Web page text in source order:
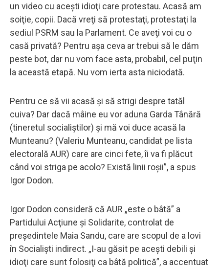
un video cu aceşti idioţi care protestau. Acasă am
soiţie, copii. Dacă vreţi să protestaţi, protestaţi la
sediul PSRM sau la Parlament. Ce aveţi voi cu o
casă privată? Pentru aşa ceva ar trebui să le dăm
peste bot, dar nu vom face asta, probabil, cel puţin
la această etapă. Nu vom ierta asta niciodată.
Pentru ce să vii acasă şi să strigi despre tatăl
cuiva? Dar dacă mâine eu vor aduna Garda Tânără
(tineretul socialiştilor) şi mă voi duce acasă la
Munteanu? (Valeriu Munteanu, candidat pe lista
electorală AUR) care are cinci fete, îi va fi plăcut
când voi striga pe acolo? Există linii roşii”, a spus
Igor Dodon.
Igor Dodon consideră că AUR „este o bâtă” a
Partidului Acţiune şi Solidarite, controlat de
preşedintele Maia Sandu, care are scopul de a lovi
în Socialişti indirect. „I-au găsit pe aceşti debili şi
idioţi care sunt folosiţi ca bâtă politică”, a accentuat